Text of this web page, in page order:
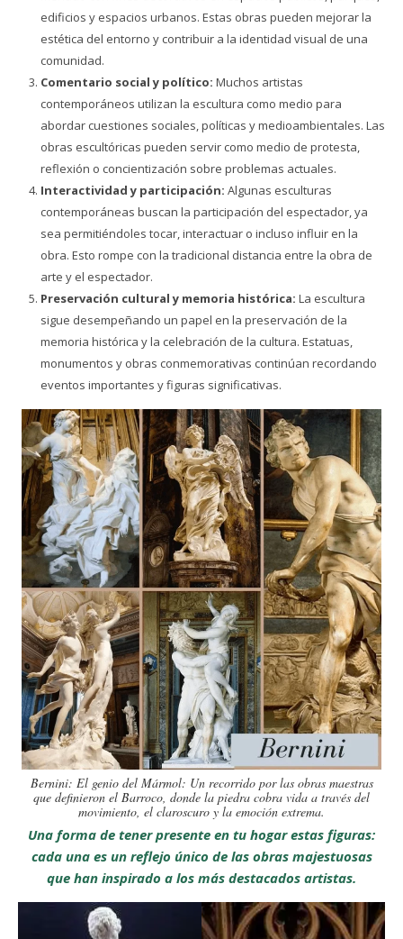
edificios y espacios urbanos. Estas obras pueden mejorar la
estética del entorno y contribuir a la identidad visual de una
comunidad.
Comentario social y político: Muchos artistas
contemporáneos utilizan la escultura como medio para
abordar cuestiones sociales, políticas y medioambientales. Las
obras escultóricas pueden servir como medio de protesta,
reflexión o concientización sobre problemas actuales.
Interactividad y participación: Algunas esculturas
contemporáneas buscan la participación del espectador, ya
sea permitiéndoles tocar, interactuar o incluso influir en la
obra. Esto rompe con la tradicional distancia entre la obra de
arte y el espectador.
Preservación cultural y memoria histórica: La escultura
sigue desempeñando un papel en la preservación de la
memoria histórica y la celebración de la cultura. Estatuas,
monumentos y obras conmemorativas continúan recordando
eventos importantes y figuras significativas.
Bernini: El genio del Mármol: Un recorrido por las obras maestras
que definieron el Barroco, donde la piedra cobra vida a través del
movimiento, el claroscuro y la emoción extrema.
Una forma de tener presente en tu hogar estas figuras:
cada una es un reflejo único de las obras majestuosas
que han inspirado a los más destacados artistas.